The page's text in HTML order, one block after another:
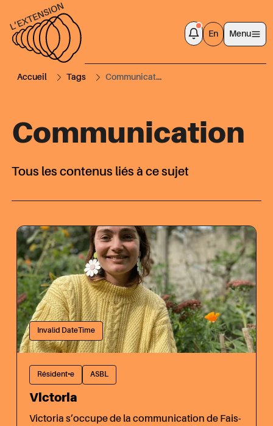
En Menu
Accueil Tags Communicat...
Communication
Tous les contenus liés à ce sujet
Invalid DateTime
Résident•e ASBL
Victoria
Victoria s’occupe de la communication de Fais-